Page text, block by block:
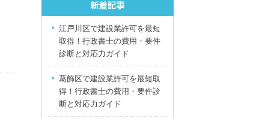
江戸川区で建設業許可を最短
取得！行政書士の費用・要件
診断と対応力ガイド
葛飾区で建設業許可を最短取
得！行政書士の費用・要件診
断と対応力ガイド